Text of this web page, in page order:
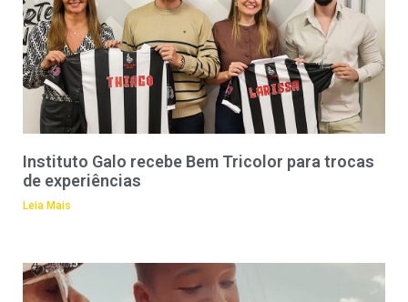
Instituto Galo recebe Bem Tricolor para trocas
de experiências
Leia Mais